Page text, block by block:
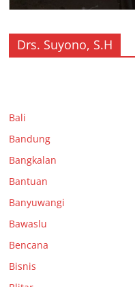
Drs. Suyono, S.H
Bali
Bandung
Bangkalan
Bantuan
Banyuwangi
Bawaslu
Bencana
Bisnis